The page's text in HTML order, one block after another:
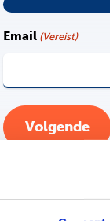
Email (Vereist)